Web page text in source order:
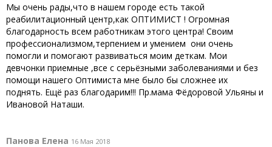
Мы очень рады,что в нашем городе есть такой
реабилитационный центр,как ОПТИМИСТ ! Огромная
благодарность всем работникам этого центра! Своим
профессионализмом,терпением и умением они очень
помогли и помогают развиваться моим деткам. Мои
девчонки приемные ,все с серьёзными заболеваниями и без
помощи нашего Оптимиста мне было бы сложнее их
поднять. Ещё раз благодарим!!! Пр.мама Фёдоровой Ульяны и
Ивановой Наташи.
Панова Елена 16 Мая 2018